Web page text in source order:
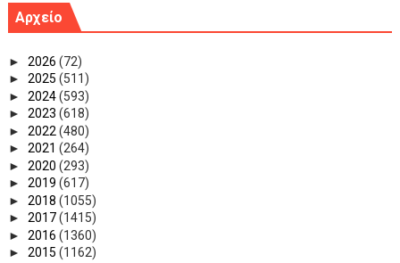
Αρχείο
► 2026 (72)
► 2025 (511)
► 2024(593)
► 2023 (618)
► 2022 (480)
► 2021 (264)
► 2020 (293)
► 2019 (617)
► 2018 (1055)
► 2017(1415)
► 2016 (1360)
► 2015 (1162)